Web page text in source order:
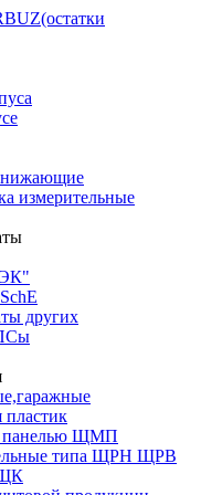
измерительные
других
панелью ЩМП
типа ЩРН ЩРВ